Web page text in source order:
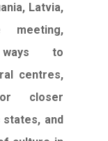
Latvia,
meeting,
ways to
centres,
closer
and